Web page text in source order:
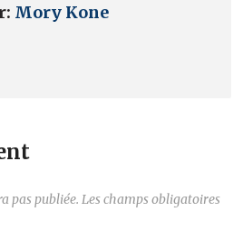
Mory Kone
pas publiée. Les champs obligatoires